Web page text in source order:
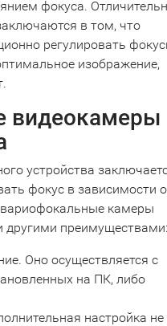
фокуса.
в том, что
регулировать
изображение,
видеокамеры
устройства
фокус в зависимости
камеры
другими преимуществами:
Оно осуществляется с
на ПК, либо
настройка не